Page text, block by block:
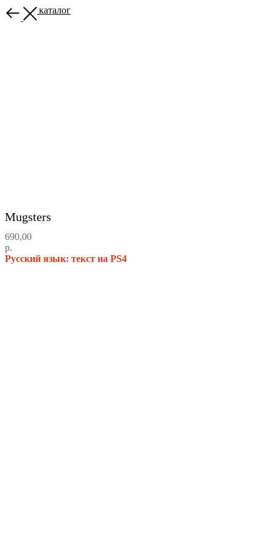
Назад в каталог
Mugsters
690,00
р.
Русский язык: текст на PS4